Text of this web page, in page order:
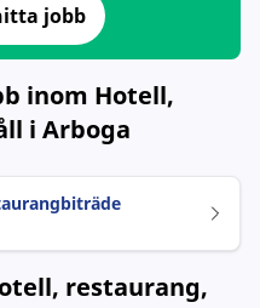
jobb
inom Hotell,
i Arboga
restaurang,